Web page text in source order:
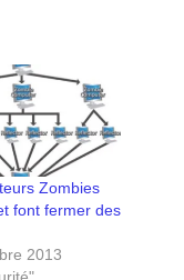
Zombies
font fermer des
2013